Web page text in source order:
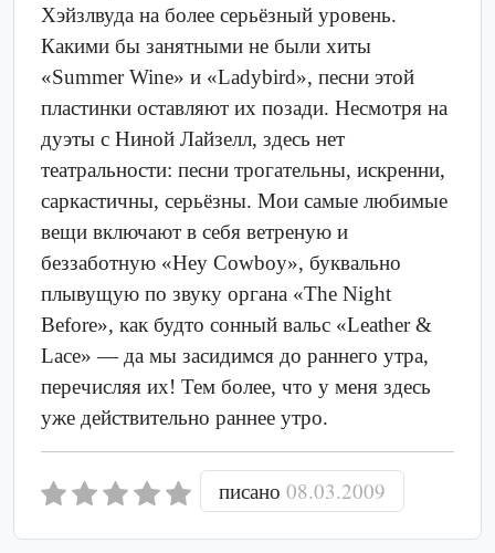
Хэйзлвуда на более серьёзный уровень.
Какими бы занятными не были хиты
«Summer Wine» и «Ladybird», песни этой
пластинки оставляют их позади. Несмотря на
дуэты с Ниной Лайзелл, здесь нет
театральности: песни трогательны, искренни,
саркастичны, серьёзны. Мои самые любимые
вещи включают в себя ветреную и
беззаботную «Hey Cowboy», буквально
плывущую по звуку органа «The Night
Before», как будто сонный вальс «Leather &
Lace» — да мы засидимся до раннего утра,
перечисляя их! Тем более, что у меня здесь
уже действительно раннее утро.
писано 08.03.2009